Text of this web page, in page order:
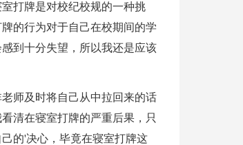
打牌是对校纪校规的一种挑
的行为对于自己在校期间的学
到十分失望，所以我还是应该
师及时将自己从中拉回来的话
清在寝室打牌的严重后果，只
的'决心，毕竟在寝室打牌这